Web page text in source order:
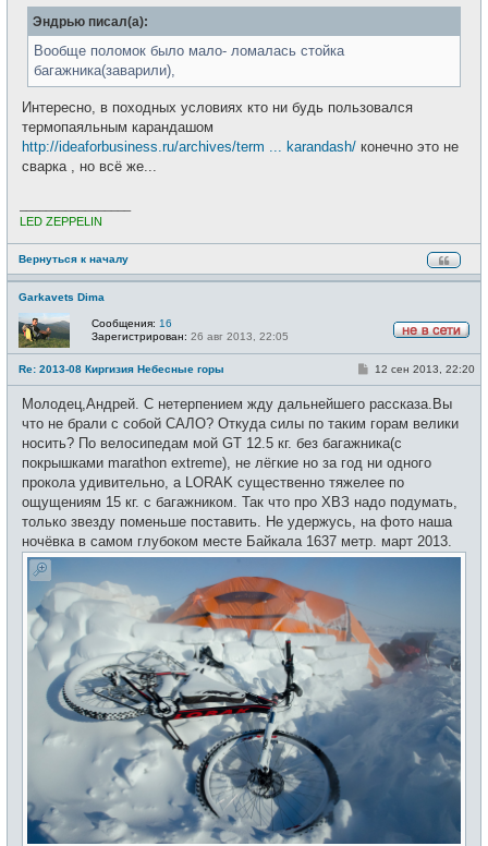
б
е
Эндрью писал(а):
Вообще поломок было мало- ломалась стойка
багажника(заварили),
Интересно, в походных условиях кто ни будь пользовался
термопаяльным карандашом
http://ideaforbusiness.ru/archives/term ... karandash/ конечно это не
сварка , но всё же...
LED ZEPPELIN
Вернуться к началу
Garkavets Dima
е
в
с
Сообщения: 16
Зарегистрирован: 26 авг 2013, 22:05
Re: 2013-08 Киргизия Небесные горы
С
б
щ
н
и
12 сен 2013, 22:20
Молодец,Андрей. С нетерпением жду дальнейшего рассказа.Вы
что не брали с собой САЛО? Откуда силы по таким горам велики
носить? По велосипедам мой GT 12.5 кг. без багажника(с
покрышками marathon extreme), не лёгкие но за год ни одного
прокола удивительно, а LORAK существенно тяжелее по
ощущениям 15 кг. с багажником. Так что про ХВЗ надо подумать,
только звезду поменьше поставить. Не удержусь, на фото наша
ночёвка в самом глубоком месте Байкала 1637 метр. март 2013.